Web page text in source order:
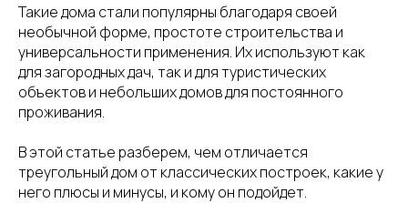
Такие дома стали популярны благодаря своей
необычной форме, простоте строительства и
универсальности применения. Их используют как
для загородных дач, так и для туристических
объектов и небольших домов для постоянного
проживания.
В этой статье разберем, чем отличается
треугольный дом от классических построек, какие у
него плюсы и минусы, и кому он подойдет.